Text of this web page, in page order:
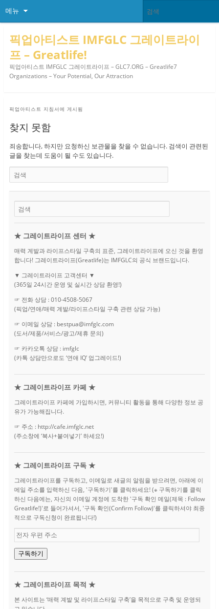
메뉴
픽업아티스트 IMFGLC 그레이트라이
프 – Greatlife!
픽업아티스트 IMFGLC 그레이트라이프 – GLC7.ORG – Greatlife7
Organizations – Your Potential, Our Attraction
픽업아티스트 지침서에 게시됨
찾지 못함
죄송합니다, 하지만 요청하신 보관물을 찾을 수 없습니다. 검색이 관련된
글을 찾는데 도움이 될 수도 있습니다.
★ 그레이트라이프 센터 ★
매력 계발과 라이프스타일 구축의 표준, 그레이트라이프에 오신 것을 환영
합니다! 그레이트라이프(Greatlife)는 IMFGLC의 공식 브랜드입니다.
▼ 그레이트라이프 고객센터 ▼
(365일 24시간 운영 및 실시간 상담 환영!)
☞ 전화 상담 : 010-4508-5067
(픽업/연애/매력 계발/라이프스타일 구축 관련 상담 가능)
☞ 이메일 상담 : bestpua@imfglc.com
(도서/제품/서비스/광고/제휴 문의)
☞ 카카오톡 상담 : imfglc
(카톡 상담만으로도 ‘연애 IQ’ 업그레이드!)
★ 그레이트라이프 카페 ★
그레이트라이프 카페에 가입하시면, 커뮤니티 활동을 통해 다양한 정보 공
유가 가능해집니다.
☞ 주소 : http://cafe.imfglc.net
(주소창에 ‘복사+붙여넣기’ 하세요!)
★ 그레이트라이프 구독 ★
그레이트라이프를 구독하고, 이메일로 새글의 알림을 받으려면, 아래에 이
메일 주소를 입력하신 다음, '구독하기'를 클릭하세요! (※ 구독하기를 클릭
하신 다음에는, 자신의 이메일 계정에 도착한 '구독 확인 메일(제목 : Follow
Greatlife!)'로 들어가셔서, '구독 확인(Confirm Follow)'를 클릭하셔야 최종
적으로 구독신청이 완료됩니다!)
전
자
우
편
구독하기
★ 그레이트라이프 목적 ★
본 사이트는 ‘매력 계발 및 라이프스타일 구축’을 목적으로 구축 및 운영되